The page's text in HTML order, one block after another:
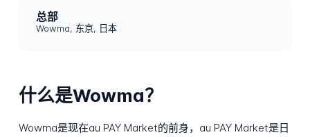
总部
Wowma, 东京, 日本
什么是Wowma？
Wowma是现在au PAY Market的前身，au PAY Market是日